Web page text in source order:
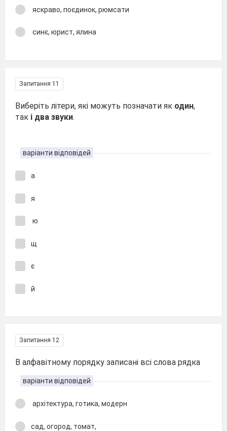
яскраво, поєдинок, рюмсати
синє, юрист, ялина
Запитання 11
Виберіть літери, які можуть позначати як один,
так і два звуки.
варіанти відповідей
а
я
ю
щ
є
й
Запитання 12
В алфавітному порядку записані всі слова рядка
варіанти відповідей
архітектура, готика, модерн
сад, огород, томат,